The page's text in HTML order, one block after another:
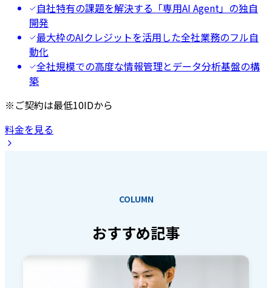
自社特有の課題を解決する「専用AI Agent」の独自
開発
最大枠のAIクレジットを活用した全社業務のフル自
動化
全社規模での高度な情報管理とデータ分析基盤の構
築
※ご契約は最低10IDから
料金を見る
COLUMN
おすすめ記事